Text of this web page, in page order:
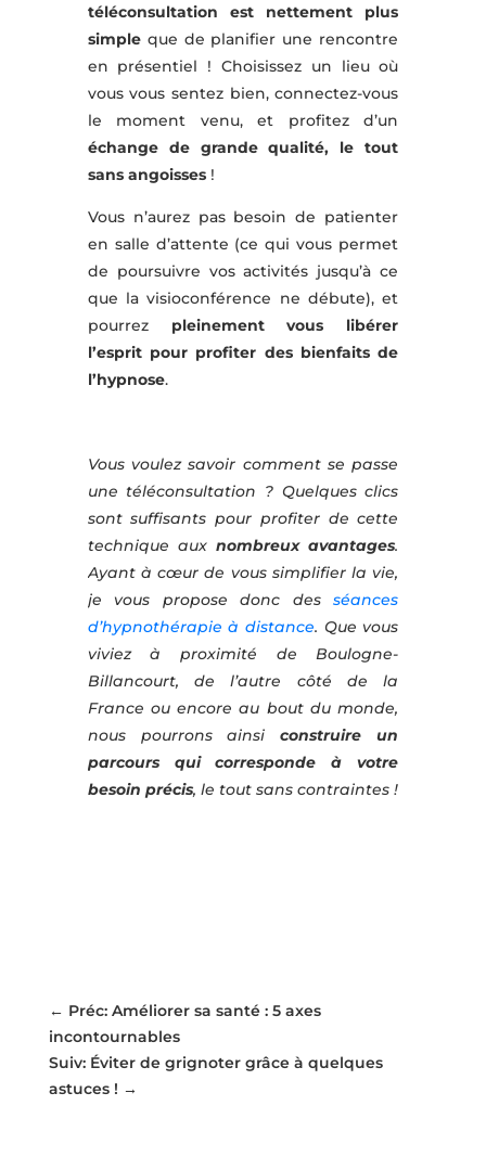
téléconsultation est nettement plus
simpleque de planifier une rencontre
en présentiel ! Choisissez un lieu où
vous vous sentez bien, connectez-vous
le moment venu, et profitez d’un
échange de grande qualité, le tout
sans angoisses!
Vous n’aurez pas besoin de patienter
en salle d’attente (ce qui vous permet
de poursuivre vos activités jusqu’à ce
que la visioconférence ne débute), et
pourrez pleinement vous libérer
l’esprit pour profiter des bienfaits de
l’hypnose.
Vous voulez savoir comment se passe
une téléconsultation ? Quelques clics
sont suffisants pour profiter de cette
technique auxnombreux avantages.
Ayant à cœur de vous simplifier la vie,
je vous propose donc desséances
d’hypnothérapie à distance. Que vous
viviez à proximité de Boulogne-
Billancourt, de l’autre côté de la
France ou encore au bout du monde,
nous pourrons ainsiconstruire un
parcours qui corresponde à votre
besoin précis, le tout sans contraintes !
← Préc: Améliorer sa santé : 5 axes
incontournables
Suiv: Éviter de grignoter grâce à quelques
astuces ! →